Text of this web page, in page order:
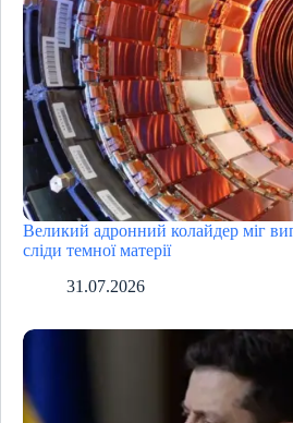
Великий адронний колайдер міг
сліди темної матерії
31.07.2026